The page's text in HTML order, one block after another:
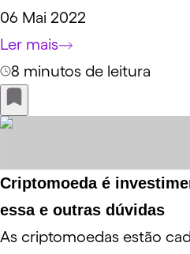
06 Mai 2022
Ler mais
8 minutos de leitura
Criptomoeda é
essa e outras dúvidas
As criptomoedas estão